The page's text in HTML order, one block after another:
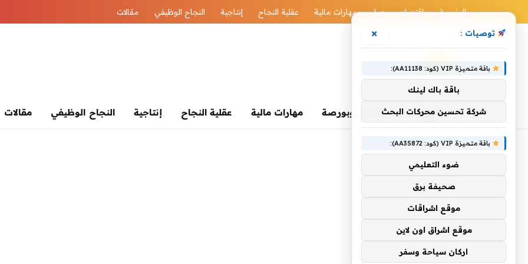
الرئيسية اقتصاد وبورصة مهارات مالية عقلية النجاح إنتاجية النجاح الوظيفي مقالات
الرئيسية اقتصاد وبورصة مهارات مالية عقلية النجاح إنتاجية النجاح الوظيفي مقالات
توصيات : ×
باقة متميزة VIP (كود: AA11138):
باقة باك لينك
شركة تحسين محركات البحث
باقة متميزة VIP (كود: AA35872):
ضوء التعليمي
صحيفة برق
موقع اشراقات
موقع اشراق اون لاين
اركان سياحة وسفر